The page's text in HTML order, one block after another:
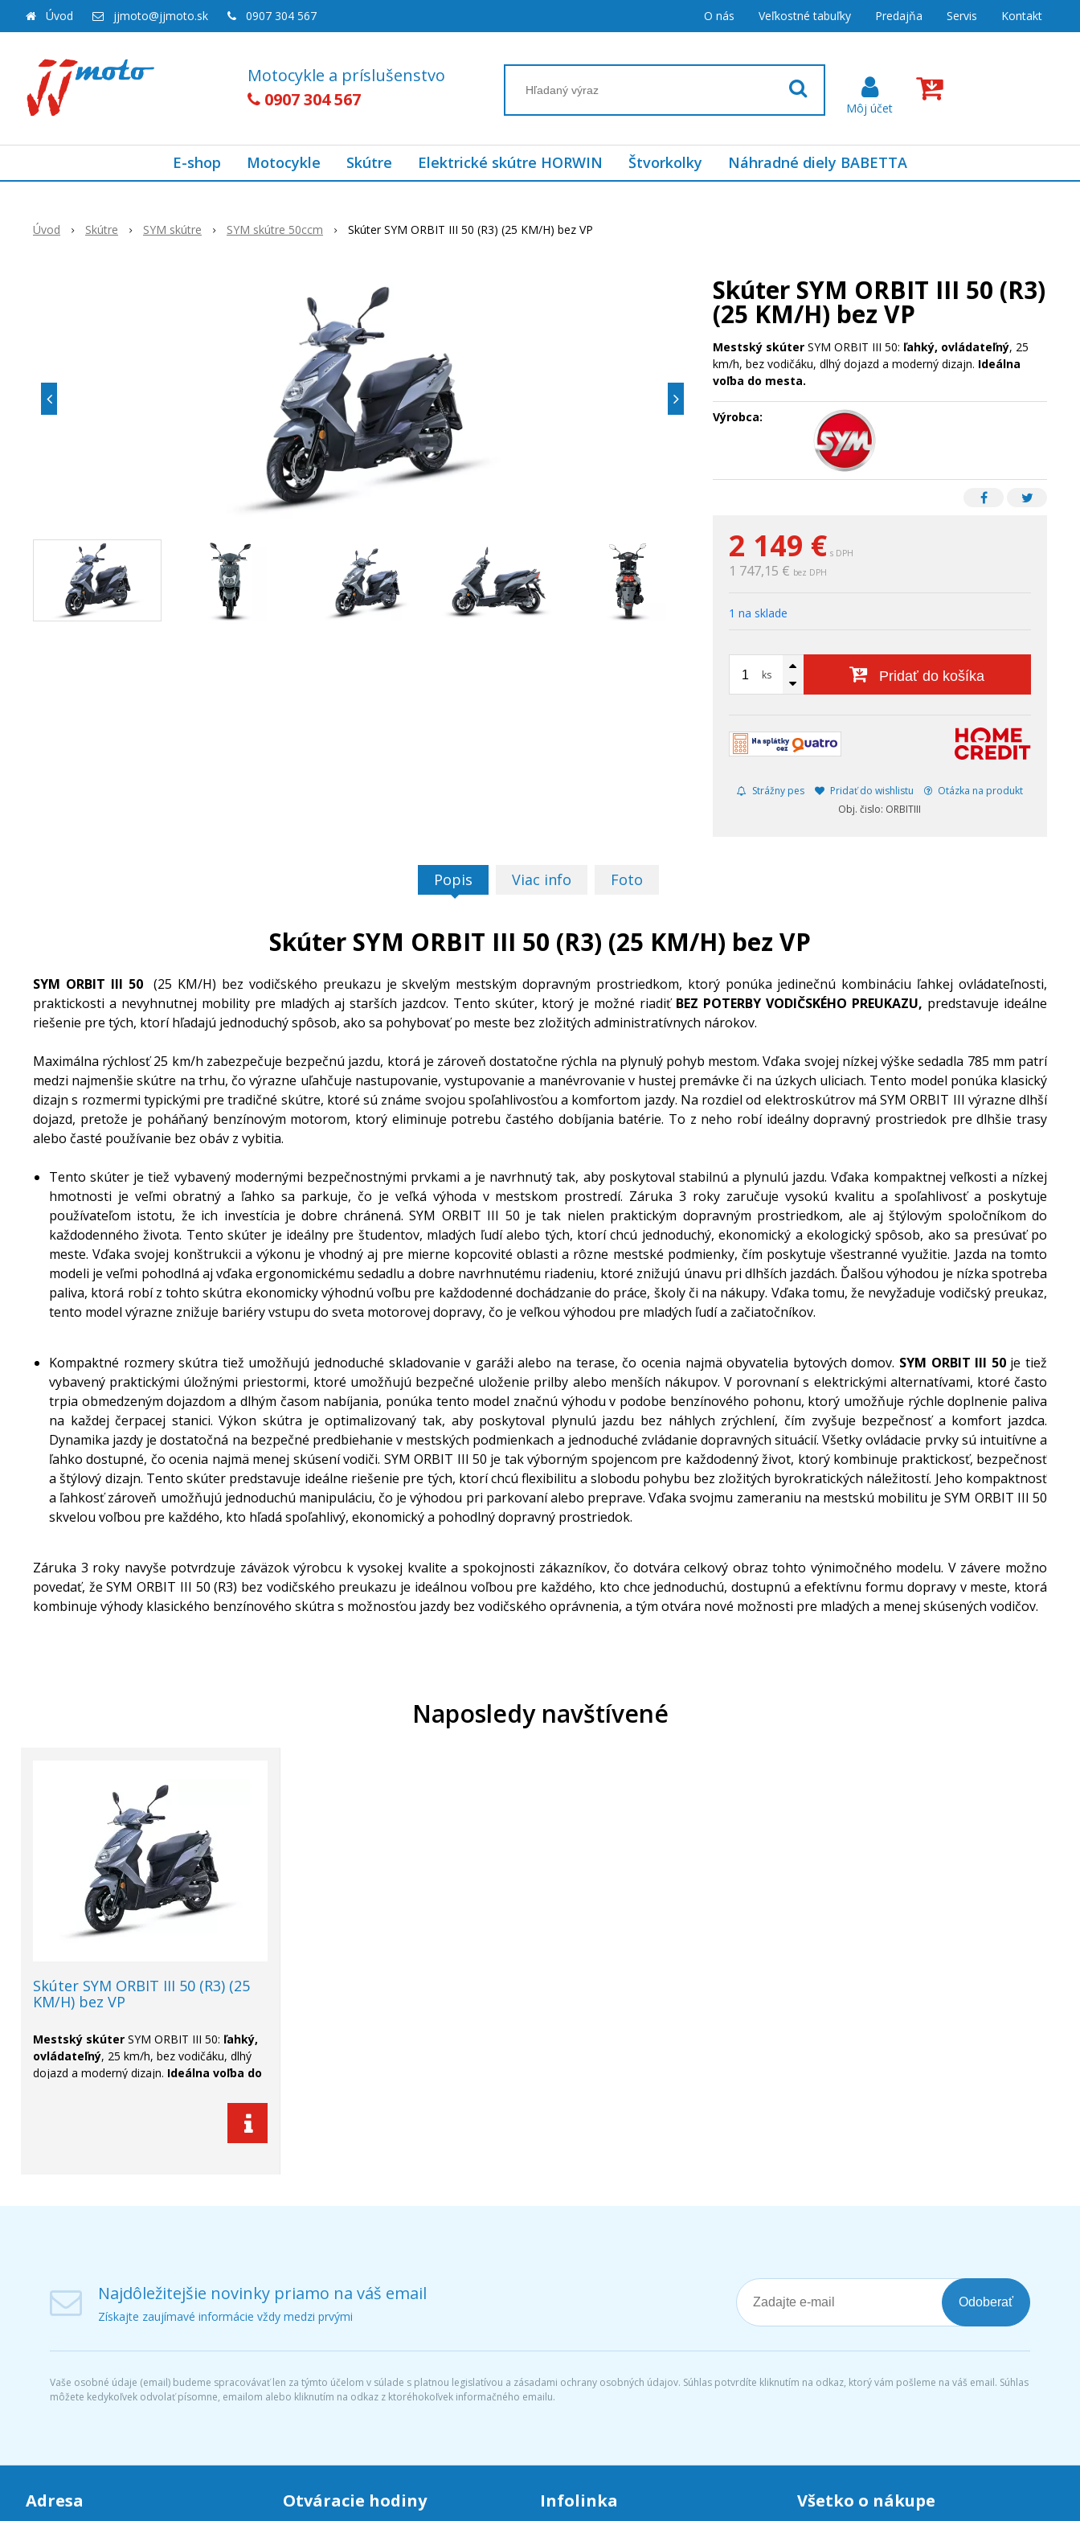
Motocykle a príslušenstvo
0907 304 567
Úvod jjmoto@jjmoto.sk 0907 304 567 O nás Veľkostné tabuľky Predajňa Servis Kontakt
E-shop Motocykle Skútre Elektrické skútre HORWIN Štvorkolky Náhradné diely BABETTA
Úvod Skútre SYM skútre SYM skútre 50ccm Skúter SYM ORBIT III 50 (R3) (25 KM/H) bez VP
2 149 € s DPH
1 747,15 € bez DPH
1 na sklade
ks Pridať do košíka
Strážny pes Pridať do wishlistu
Otázka na produkt
Obj. čislo: ORBITIII
Skúter SYM ORBIT III 50 (R3)
(25 KM/H) bez VP
Mestský skúterSYM ORBIT III 50: ľahký, ovládateľný, 25
km/h, bez vodičáku, dlhý dojazd a moderný dizajn. Ideálna
voľba do mesta.
Výrobca:
Popis Viac info Foto
Skúter SYM ORBIT III 50 (R3) (25 KM/H) bez VP
SYM ORBIT III 50(25 KM/H) bez vodičského preukazu je skvelým mestským dopravným prostriedkom, ktorý ponúka jedinečnú kombináciu ľahkej ovládateľnosti,
praktickosti a nevyhnutnej mobility pre mladých aj starších jazdcov. Tento skúter, ktorý je možné riadiťBEZ POTERBY VODIČSKÉHO PREUKAZU, predstavuje ideálne
riešenie pre tých, ktorí hľadajú jednoduchý spôsob, ako sa pohybovať po meste bez zložitých administratívnych nárokov.
Maximálna rýchlosť 25 km/h zabezpečuje bezpečnú jazdu, ktorá je zároveň dostatočne rýchla na plynulý pohyb mestom. Vďaka svojej nízkej výške sedadla 785 mm patrí
medzi najmenšie skútre na trhu, čo výrazne uľahčuje nastupovanie, vystupovanie a manévrovanie v hustej premávke či na úzkych uliciach. Tento model ponúka klasický
dizajn s rozmermi typickými pre tradičné skútre, ktoré sú známe svojou spoľahlivosťou a komfortom jazdy. Na rozdiel od elektroskútrov má SYM ORBIT III výrazne dlhší
dojazd, pretože je poháňaný benzínovým motorom, ktorý eliminuje potrebu častého dobíjania batérie. To z neho robí ideálny dopravný prostriedok pre dlhšie trasy
alebo časté používanie bez obáv z vybitia.
Tento skúter je tiež vybavený modernými bezpečnostnými prvkami a je navrhnutý tak, aby poskytoval stabilnú a plynulú jazdu. Vďaka kompaktnej veľkosti a nízkej
hmotnosti je veľmi obratný a ľahko sa parkuje, čo je veľká výhoda v mestskom prostredí. Záruka 3 roky zaručuje vysokú kvalitu a spoľahlivosť a poskytuje
používateľom istotu, že ich investícia je dobre chránená. SYM ORBIT III 50 je tak nielen praktickým dopravným prostriedkom, ale aj štýlovým spoločníkom do
každodenného života. Tento skúter je ideálny pre študentov, mladých ľudí alebo tých, ktorí chcú jednoduchý, ekonomický a ekologický spôsob, ako sa presúvať po
meste. Vďaka svojej konštrukcii a výkonu je vhodný aj pre mierne kopcovité oblasti a rôzne mestské podmienky, čím poskytuje všestranné využitie. Jazda na tomto
modeli je veľmi pohodlná aj vďaka ergonomickému sedadlu a dobre navrhnutému riadeniu, ktoré znižujú únavu pri dlhších jazdách. Ďalšou výhodou je nízka spotreba
paliva, ktorá robí z tohto skútra ekonomicky výhodnú voľbu pre každodenné dochádzanie do práce, školy či na nákupy. Vďaka tomu, že nevyžaduje vodičský preukaz,
tento model výrazne znižuje bariéry vstupu do sveta motorovej dopravy, čo je veľkou výhodou pre mladých ľudí a začiatočníkov.
Kompaktné rozmery skútra tiež umožňujú jednoduché skladovanie v garáži alebo na terase, čo ocenia najmä obyvatelia bytových domov. SYM ORBIT III 50je tiež
vybavený praktickými úložnými priestormi, ktoré umožňujú bezpečné uloženie prilby alebo menších nákupov. V porovnaní s elektrickými alternatívami, ktoré často
trpia obmedzeným dojazdom a dlhým časom nabíjania, ponúka tento model značnú výhodu v podobe benzínového pohonu, ktorý umožňuje rýchle doplnenie paliva
na každej čerpacej stanici. Výkon skútra je optimalizovaný tak, aby poskytoval plynulú jazdu bez náhlych zrýchlení, čím zvyšuje bezpečnosť a komfort jazdca.
Dynamika jazdy je dostatočná na bezpečné predbiehanie v mestských podmienkach a jednoduché zvládanie dopravných situácií. Všetky ovládacie prvky sú intuitívne a
ľahko dostupné, čo ocenia najmä menej skúsení vodiči. SYM ORBIT III 50 je tak výborným spojencom pre každodenný život, ktorý kombinuje praktickosť, bezpečnosť
a štýlový dizajn. Tento skúter predstavuje ideálne riešenie pre tých, ktorí chcú flexibilitu a slobodu pohybu bez zložitých byrokratických náležitostí. Jeho kompaktnosť
a ľahkosť zároveň umožňujú jednoduchú manipuláciu, čo je výhodou pri parkovaní alebo preprave. Vďaka svojmu zameraniu na mestskú mobilitu je SYM ORBIT III 50
skvelou voľbou pre každého, kto hľadá spoľahlivý, ekonomický a pohodlný dopravný prostriedok.
Záruka 3 roky navyše potvrdzuje záväzok výrobcu k vysokej kvalite a spokojnosti zákazníkov, čo dotvára celkový obraz tohto výnimočného modelu. V závere možno
povedať, že SYM ORBIT III 50 (R3) bez vodičského preukazu je ideálnou voľbou pre každého, kto chce jednoduchú, dostupnú a efektívnu formu dopravy v meste, ktorá
kombinuje výhody klasického benzínového skútra s možnosťou jazdy bez vodičského oprávnenia, a tým otvára nové možnosti pre mladých a menej skúsených vodičov.
Naposledy navštívené
Skúter SYM ORBIT III 50 (R3) (25
KM/H) bez VP
Mestský skúter SYM ORBIT III 50: ľahký,
ovládateľný, 25 km/h, bez vodičáku, dlhý
dojazd a moderný dizajn. Ideálna voľba do
Najdôležitejšie novinky priamo na váš email
Získajte zaujímavé informácie vždy medzi prvými
Odoberať
Vaše osobné údaje (email) budeme spracovávať len za týmto účelom v súlade s platnou legislatívou a zásadami ochrany osobných údajov. Súhlas potvrdíte kliknutím na odkaz, ktorý vám pošleme na váš email. Súhlas
môžete kedykoľvek odvolať písomne, emailom alebo kliknutím na odkaz z ktoréhokoľvek informačného emailu.
Adresa Otváracie hodiny Infolinka Všetko o nákupe